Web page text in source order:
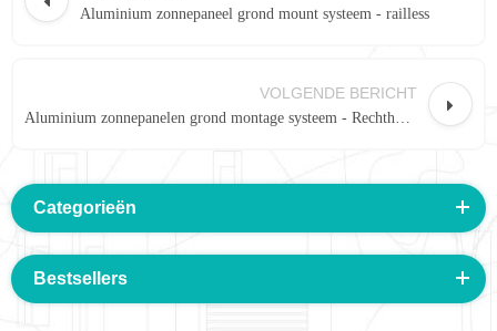
Aluminium zonnepaneel grond mount systeem - railless
VOLGENDE BERICHT
Aluminium zonnepanelen grond montage systeem - Rechthoek breedte
Categorieën
Bestsellers